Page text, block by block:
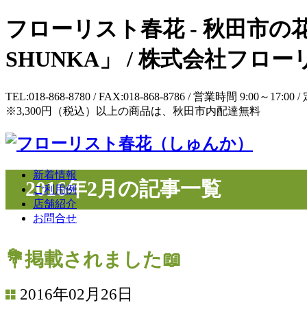
フローリスト春花 - 秋田市の
SHUNKA」 / 株式会社フロー
TEL:018-868-8780 / FAX:018-868-8786 / 営業時間 9:00～
※3,300円（税込）以上の商品は、秋田市内配達無料
新着情報
ご利用例
店舗紹介
お問合せ
2016年2月の記事一覧
💐掲載されました📖
2016年02月26日